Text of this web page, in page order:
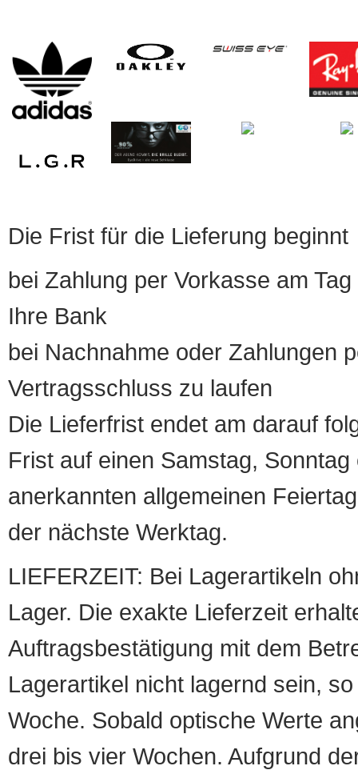
Die Frist für die Lieferung beginnt
bei Zahlung per Vorkasse am
Ihre Bank
bei Nachnahme oder Zahlungen
Vertragsschluss zu laufen
Die Lieferfrist endet am darauf
Frist auf einen Samstag,
anerkannten allgemeinen
der nächste Werktag.
LIEFERZEIT: Bei Lagerartikeln
Lager. Die exakte Lieferzeit
Auftragsbestätigung mit dem
Lagerartikel nicht lagernd sein,
Woche. Sobald optische Werte
drei bis vier Wochen. Aufgrund